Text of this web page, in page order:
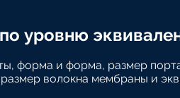
уровню
форма и форма, размер
волокна мембраны и